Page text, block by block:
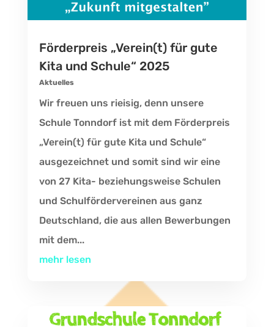
Förderpreis „Verein(t) für gute
Kita und Schule“ 2025
Aktuelles
Wir freuen uns rieisig, denn unsere
Schule Tonndorf ist mit dem Förderpreis
„Verein(t) für gute Kita und Schule“
ausgezeichnet und somit sind wir eine
von 27 Kita- beziehungsweise Schulen
und Schulfördervereinen aus ganz
Deutschland, die aus allen Bewerbungen
mit dem...
mehr lesen